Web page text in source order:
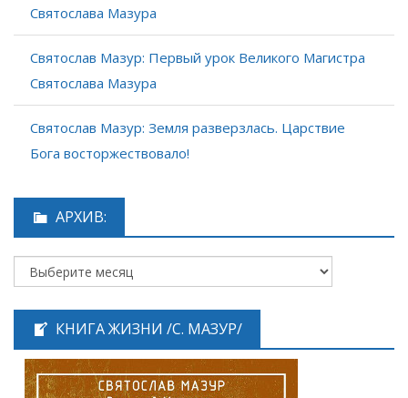
Святослава Мазура
Святослав Мазур: Первый урок Великого Магистра
Святослава Мазура
Святослав Мазур: Земля разверзлась. Царствие
Бога восторжествовало!
АРХИВ:
КНИГА ЖИЗНИ /С. МАЗУР/